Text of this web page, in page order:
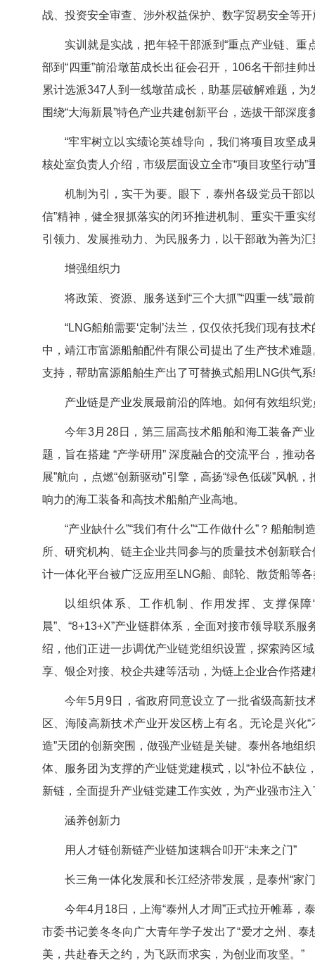
战、投资安全审查、涉外权益保护、数字贸易安全等
实训就是实战，把年轻干部派到“重点产业链、
部到“四重”前沿墩苗成长出征会召开，106名干部挂
累计选派347人到一线墩苗成长，助基层破解难题，
围绕“大海新晨”特色产业共建创新平台，选拔干部深
“牢牢树立以实绩论英雄导向，我们将项目攻坚成
核处室负责人介绍，市级层面设立全市“项目攻坚行动
机制为引，实干为要。眼下，泰州各级党员干部
信”精神，健全狠抓落实的闭环推进机制、重实干重
引领力、发展推动力、为民服务力，以干部敢为善为
增强组织力
将政策、资源、服务送到“三个大抓”“四重一线”最
“LNG船舶需要‘定制’法兰，仅仅依托我们现有技
中，靖江市富源船舶配件有限公司提出了生产技术难
支持，帮助富源船舶生产出了可替换式船用LNG供气
产业链是产业发展最前沿的阵地。如何有效组织
今年3月28日，第三届高技术船舶和海工装备产
题，旨在搭建 “产学研用” 深度融合的交流平台，推
展”航向，点燃“创新驱动”引擎，高扬“绿色低碳”风
响力的海工装备和高技术船舶产业高地。
“产业缺什么”“我们有什么”“工作做什么”？船舶
所、研究机构、链主企业共同参与的质量技术创新联
计一体化平台被广泛应用至LNG船、邮轮、散货船等
以组织体系、工作机制、作用发挥、支撑保
晨”、“8+13+X”产业链群体系，全面对接市领导联系
绍，他们正进一步调优产业链党组织设置，探索跨区
享、银企对接、校企共建等活动，为链上企业合作搭建
今年5月9日，省政府同意设立了一批省级高新技
区、海陵高新技术产业开发区榜上有名。无论是兴化
造”天团的创新突围，做强产业链是关键。泰州各地组
体、服务团为支撑的产业链党建模式，以“补位不缺位
新链，全面提升产业链党建工作实效，为产业强市注入
涵养创新力
用人才链创新链产业链加速耦合叩开“未来之门”
长三角一体化发展和长江经济带发展，是泰州“家
今年4月18日，上海“泰州人才周”正式拉开帷幕，
市委书记姜冬冬向广大青年学子发出了“爱才之州、
美，共赴春天之约，为飞跃而求实，为创业而攻坚。”